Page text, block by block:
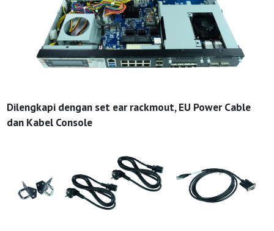
Dilengkapi dengan set ear rackmout, EU Power Cable
dan Kabel Console